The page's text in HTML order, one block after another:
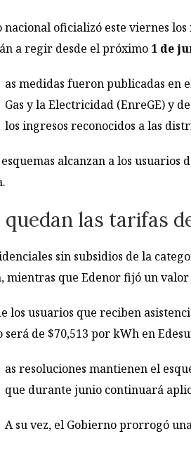
nacional oficializó este viernes los
a regir desde el próximo 1 de
as medidas fueron publicadas en
Gas y la Electricidad (EnreGE) y
los ingresos reconocidos a las
alcanzan a los usuarios
quedan las tarifas
sin subsidios de la
mientras que Edenor fijó un
los usuarios que reciben
de $70,513 por kWh en
as resoluciones mantienen el
que durante junio continuará
A su vez, el Gobierno prorrogó